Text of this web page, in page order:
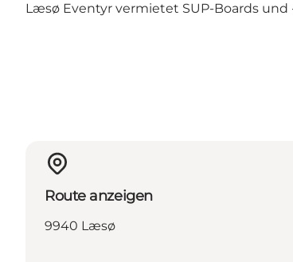
Læsø Eventyr vermietet SUP-Boards
Route anzeigen
9940 Læsø